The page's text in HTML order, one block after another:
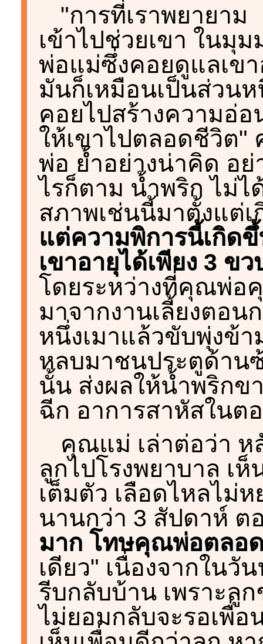
"การที่เราพยายาม
เข้าไปช่วยเขา ในมุม
พ่อแม่ซึ่งคอยดูแลเข
มันก็เหมือนเป็นส่วน
คอยไปสร้างความอ่อ
ให้เขาไปตลอดชีวิต"
พ่อ ย้ำอย่างน่าคิด อย่
ไรก็ตาม น้ำพริก ไม่ไ
สภาพเช่นนี้มาตั้งแต่เ
แต่ความพิการนี้เกิด
เขาอายุได้เพียง 3 ข
โดยระหว่างที่คุณพ่อ
มาจากงานเลี้ยงตอ
หนึ่งเมาแล้วขับพุ่งข้
หลบมาชนประตูด้าน
นั้น ส่งผลให้น้ำพริกข
ฉีก อาการสาหัสในต
คุณแม่ เล่าต่อว่า ห
ลูกไปโรงพยาบาล เ
เต็มตัว เลือดไหลไม่
นานกว่า 3 สัปดาห์ ต
มาก โทษคุณพ่อตลอด
เดียว" เนื่องจากใน
รีบกลับบ้าน เพราะลู
ไม่ยอมกลับจะรอเพื่